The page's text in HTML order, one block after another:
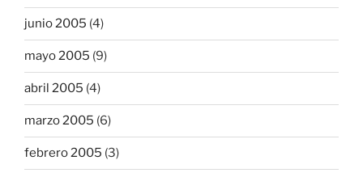
junio 2005 (4)
mayo 2005 (9)
abril 2005 (4)
marzo 2005 (6)
febrero 2005 (3)